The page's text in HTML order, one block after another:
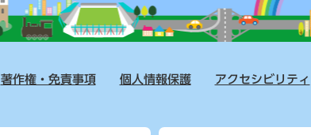
著作権・免責事項 個人情報保護 アクセシビリティ